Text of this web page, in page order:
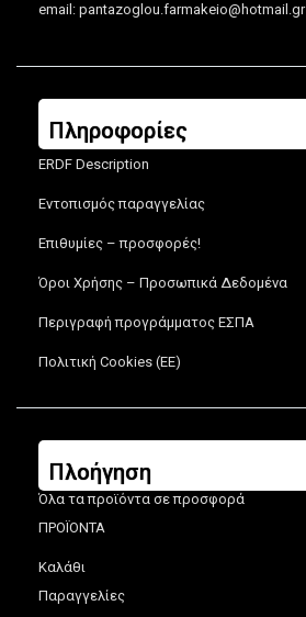
email: pantazoglou.farmakeio@hotmail.gr
Πληροφορίες
ERDF Description
Εντοπισμός παραγγελίας
Επιθυμίες – προσφορές!
Όροι Χρήσης – Προσωπικά Δεδομένα
Περιγραφή προγράμματος ΕΣΠΑ
Πολιτική Cookies (ΕΕ)
Πλοήγηση
Όλα τα προϊόντα σε προσφορά
ΠΡΟΪΟΝΤΑ
Καλάθι
Παραγγελίες